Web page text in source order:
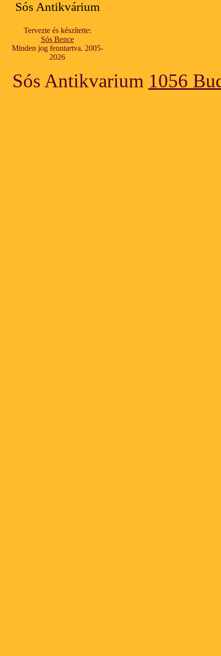
Sós Antikvárium
Tervezte és készítette:
Sós Bence
Minden jog fenntartva. 2005-
2026
Sós Antikvarium 1056